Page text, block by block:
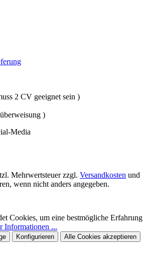
Media
Mehrwertsteuer zzgl. Versandkosten und
wenn nicht anders angegeben.
Cookies, um eine bestmögliche Erfahrung
Informationen ...
Konfigurieren Alle Cookies akzeptieren